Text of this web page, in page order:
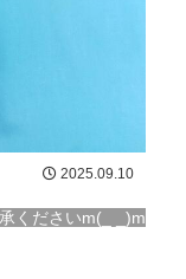
2025.09.10
くださいm(_ _)m